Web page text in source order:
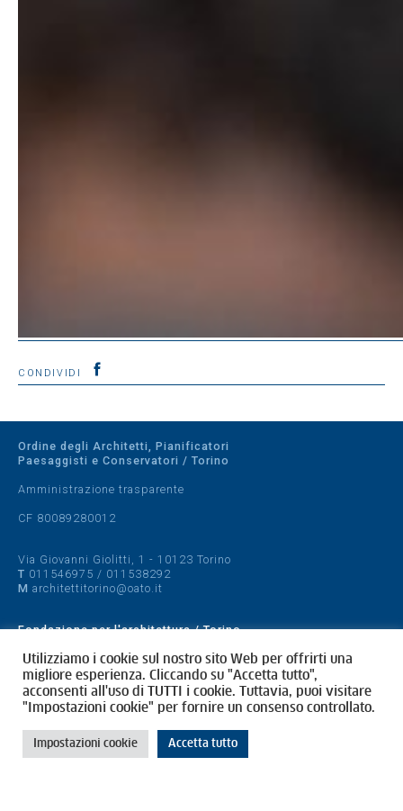
CONDIVIDI
Ordine degli Architetti, Pianificatori
Paesaggisti e Conservatori / Torino
Amministrazione trasparente
CF 80089280012
Via Giovanni Giolitti, 1 - 10123 Torino
T 011546975 / 011538292
M architettitorino@oato.it
Fondazione per l'architettura / Torino
Designed by quattrolinee.it
Cookie Policy
Privacy Policy
Utilizziamo i cookie sul nostro sito Web per offrirti una
migliore esperienza. Cliccando su "Accetta tutto",
acconsenti all'uso di TUTTI i cookie. Tuttavia, puoi visitare
"Impostazioni cookie" per fornire un consenso controllato.
Impostazioni cookie Accetta tutto